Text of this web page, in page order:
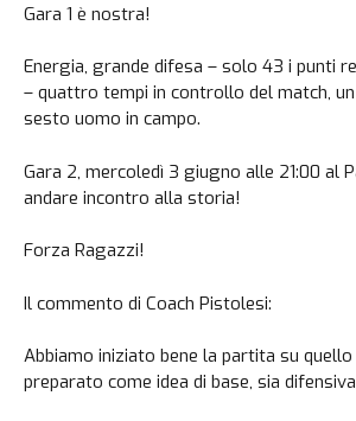
Gara 1 è nostra!
Energia, grande difesa – solo 43 i punti
– quattro tempi in controllo del match,
sesto uomo in campo.
Gara 2, mercoledì 3 giugno alle 21:00 al
andare incontro alla storia!
Forza Ragazzi!
Il commento di Coach Pistolesi:
Abbiamo iniziato bene la partita su
preparato come idea di base, sia